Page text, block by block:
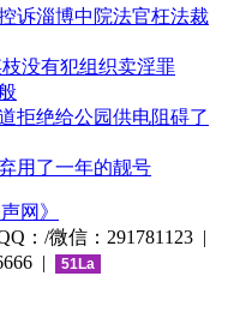
诉淄博中院法官枉法裁
没有犯组织卖淫罪
拒绝给公园供电阻碍了
用了一年的靓号
网》
：/微信：291781123 |
|
51La